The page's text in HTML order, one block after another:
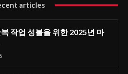
articles
작업 성불을 위한 2025년 마